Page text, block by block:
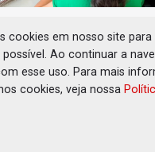
reforça equipes do
06 de Agosto de 2026
ampliando a
cookies em nosso site
possível. Ao continuar a
esse uso. Para mais
cookies, veja nossa